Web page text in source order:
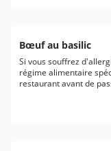
Bœuf au basilic
Si vous souffrez
régime alimentaire
restaurant avant de